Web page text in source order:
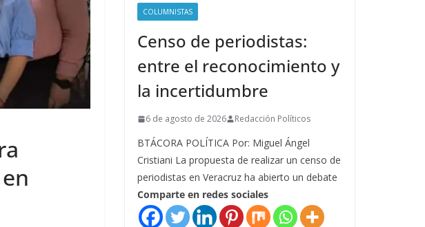
COLUMNISTAS
Censo de periodistas:
entre el reconocimiento y
la incertidumbre
6 de agosto de 2026 Redacción Políticos
BTÁCORA POLÍTICA Por: Miguel Ángel
Cristiani La propuesta de realizar un censo de
periodistas en Veracruz ha abierto un debate
Comparte en redes sociales